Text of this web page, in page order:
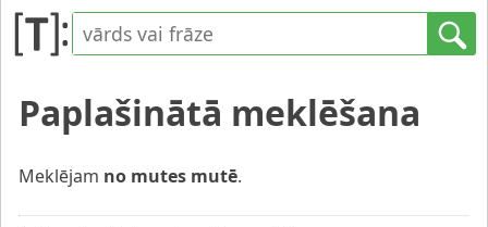
Paplašinātā meklēšana
Meklējam no mutes mutē.